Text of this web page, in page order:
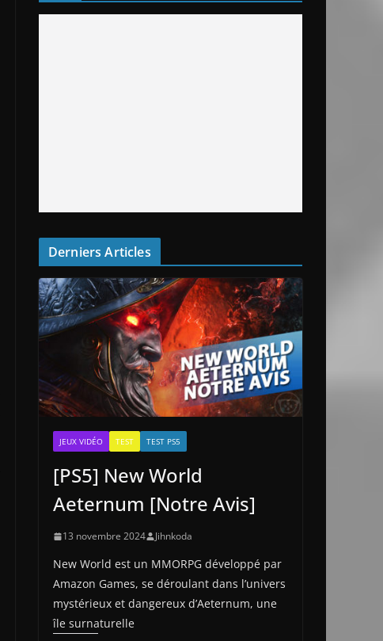
Derniers Articles
JEUX VIDÉO TEST TEST PS5
[PS5] New World
Aeternum [Notre Avis]
13 novembre 2024 Jihnkoda
New World est un MMORPG développé par
Amazon Games, se déroulant dans l’univers
mystérieux et dangereux d’Aeternum, une
île surnaturelle